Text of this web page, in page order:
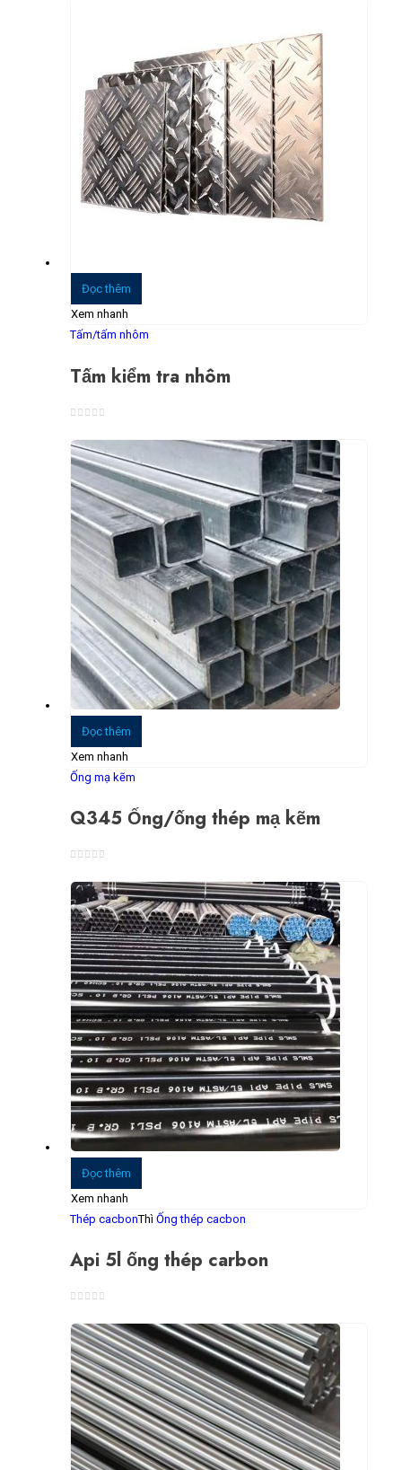
Đọc thêm
Xem nhanh
Tấm/tấm nhôm
Tấm kiểm tra nhôm
Đọc thêm
Xem nhanh
Ống mạ kẽm
Q345 Ống/ống thép mạ kẽm
Đọc thêm
Xem nhanh
Thép cacbonThì Ống thép cacbon
Api 5l ống thép carbon